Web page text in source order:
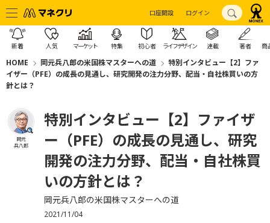
口座開設 ログイン
新着 人気 マーケット 特集 初心者 ライフデザイン 連載 著者 商
HOME 岡元兵八郎の米国株マスターへの道
特別インタビュー【2】ファ
イザー（PFE）の成長の見通し、研究開発の注力分野、配当・自社株買いの方
針とは？
岡元
兵八郎
特別インタビュー【2】ファイザ
ー（PFE）の成長の見通し、研究
開発の注力分野、配当・自社株買
いの方針とは？
岡元兵八郎の米国株マスターへの道
2021/11/04